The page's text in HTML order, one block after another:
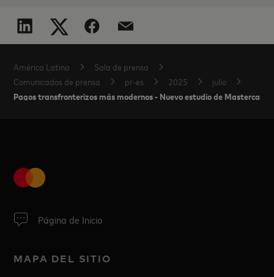
América Latina
Sala de prensa
Comunicados de prensa
pr-es 2025 julio
Pagos transfronterizos más modernos - Nuevo estudio de
Página de Inicio
MAPA DEL SITIO